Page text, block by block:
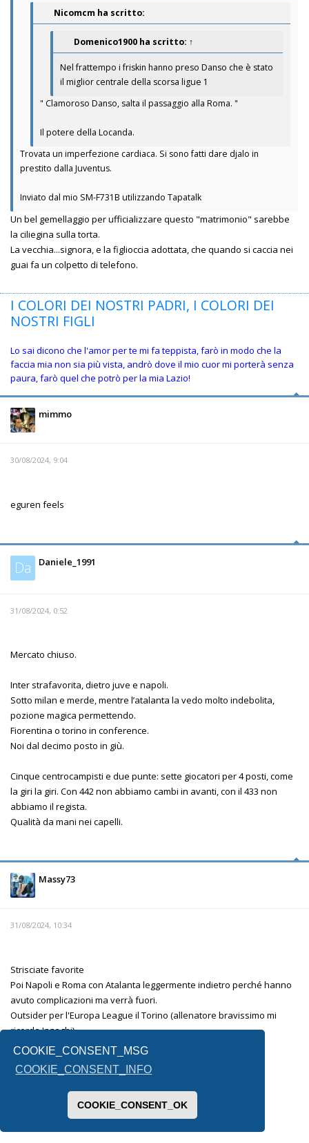
COOKIE_CONSENT_MSG
COOKIE_CONSENT_INFO
COOKIE_CONSENT_OK
Nicomcm ha scritto:
Domenico1900 ha scritto: ↑
Nel frattempo i friskin hanno preso Danso che è stato
il miglior centrale della scorsa ligue 1
" Clamoroso Danso, salta il passaggio alla Roma. "
Il potere della Locanda.
Trovata un imperfezione cardiaca. Si sono fatti dare djalo in
prestito dalla Juventus.
Inviato dal mio SM-F731B utilizzando Tapatalk
Un bel gemellaggio per ufficializzare questo "matrimonio" sarebbe
la ciliegina sulla torta.
La vecchia...signora, e la figlioccia adottata, che quando si caccia nei
guai fa un colpetto di telefono.
I COLORI DEI NOSTRI PADRI, I COLORI DEI
NOSTRI FIGLI
Lo sai dicono che l'amor per te mi fa teppista, farò in modo che la
faccia mia non sia più vista, andrò dove il mio cuor mi porterà senza
paura, farò quel che potrò per la mia Lazio!
mimmo
30/08/2024, 9:04
eguren feels
Da Daniele_1991
31/08/2024, 0:52
Mercato chiuso.
Inter strafavorita, dietro juve e napoli.
Sotto milan e merde, mentre l’atalanta la vedo molto indebolita,
pozione magica permettendo.
Fiorentina o torino in conference.
Noi dal decimo posto in giù.
Cinque centrocampisti e due punte: sette giocatori per 4 posti, come
la giri la giri. Con 442 non abbiamo cambi in avanti, con il 433 non
abbiamo il regista.
Qualità da mani nei capelli.
Massy73
31/08/2024, 10:34
Strisciate favorite
Poi Napoli e Roma con Atalanta leggermente indietro perché hanno
avuto complicazioni ma verrà fuori.
Outsider per l'Europa League il Torino (allenatore bravissimo mi
ricorda Inzaghi)
La fiorentina è l'altra incognita.
Lecce e Venezia mi sembrano messe male.
Per la terza retrocessa non saprei, forse il Monza .
Inviato dal mio SM-F731B utilizzando Tapatalk